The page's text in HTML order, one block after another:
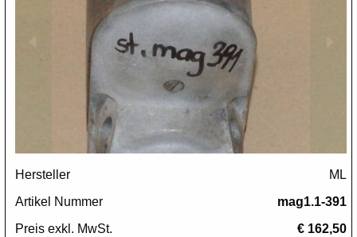
Hersteller
ML
Artikel Nummer
mag1.1-391
Preis exkl. MwSt.
€ 162,50